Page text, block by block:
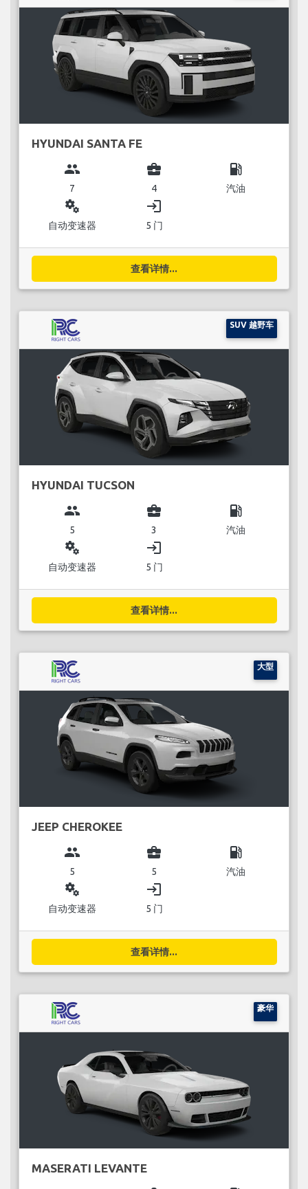
HYUNDAI SANTA FE
group
7
business_center
4
local_gas_station
汽油
miscellaneous_services
自动变速器
login
5 门
查看详情...
SUV 越野车
HYUNDAI TUCSON
group
5
business_center
3
local_gas_station
汽油
miscellaneous_services
自动变速器
login
5 门
查看详情...
大型
JEEP CHEROKEE
group
5
business_center
5
local_gas_station
汽油
miscellaneous_services
自动变速器
login
5 门
查看详情...
豪华
MASERATI LEVANTE